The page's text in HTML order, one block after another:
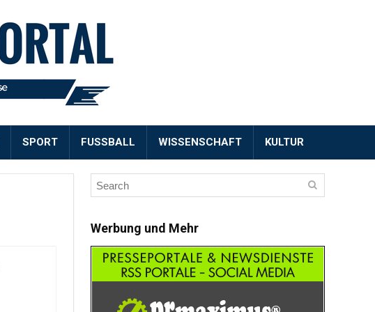
SPORT FUSSBALL WISSENSCHAFT KULTUR
Werbung und Mehr